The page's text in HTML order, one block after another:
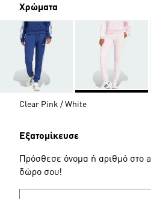
Χρώματα
Clear Pink / White
Εξατομίκευσε
Πρόσθεσε όνομα ή αριθμό στο
δώρο σου!